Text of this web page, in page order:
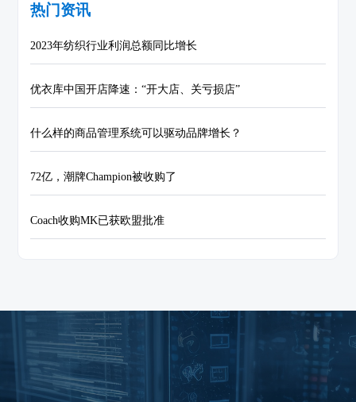
热门资讯
2023年纺织行业利润总额同比增长
优衣库中国开店降速：“开大店、关亏损店”
什么样的商品管理系统可以驱动品牌增长？
72亿，潮牌Champion被收购了
Coach收购MK已获欧盟批准